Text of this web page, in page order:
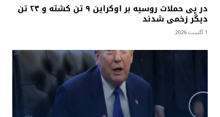
در پی حملات روسیه بر اوکراین ۹ تن کشته و ۲۳ تن
دیگر زخمی شدند
1 آگست 2026